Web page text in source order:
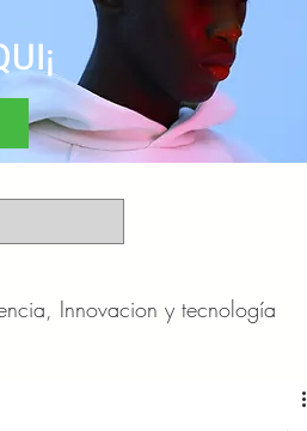
Innovacion y tecnología
Cultura, sociedad y entretenimiento